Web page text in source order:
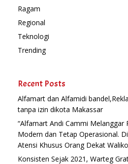
Ragam
Regional
Teknologi
Trending
Recent Posts
Alfamart dan Alfamidi
tanpa izin dikota Makassar
“Alfamart Andi Cammi Melanggar
Modern dan Tetap Operasional.
Atensi Khusus Orang Dekat
Konsisten Sejak 2021, Warteg